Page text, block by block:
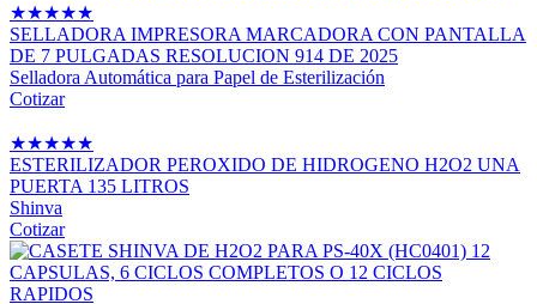
★★★★★
SELLADORA IMPRESORA MARCADORA CON PANTALLA
DE 7 PULGADAS RESOLUCION 914 DE 2025
Selladora Automática para Papel de Esterilización
Cotizar
★★★★★
ESTERILIZADOR PEROXIDO DE HIDROGENO H2O2 UNA
PUERTA 135 LITROS
Shinva
Cotizar